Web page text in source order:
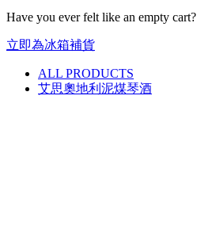
Have you ever felt like an empty cart?
立即為冰箱補貨
ALL PRODUCTS
艾思奧地利泥煤琴酒